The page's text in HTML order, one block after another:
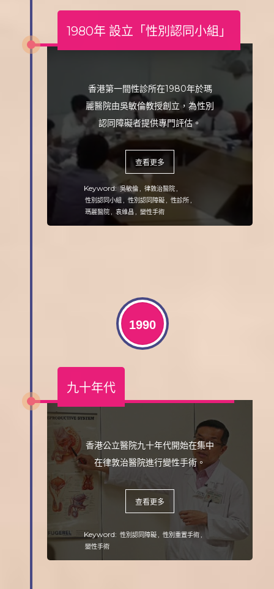
1980年 設立「性別認同小組」
香港第一間性診所在1980年於瑪
麗醫院由吳敏倫教授創立，為性別
認同障礙者提供專門評估。
查看更多
Keyword:吳敏倫, 律敦治醫院,
性別認同小組 , 性別認同障礙, 性診所,
瑪麗醫院, 袁維昌 , 變性手術
1990
九十年代
香港公立醫院九十年代開始在集中
在律敦治醫院進行變性手術。
查看更多
Keyword: 性別認同障礙, 性別重置手術,
變性手術